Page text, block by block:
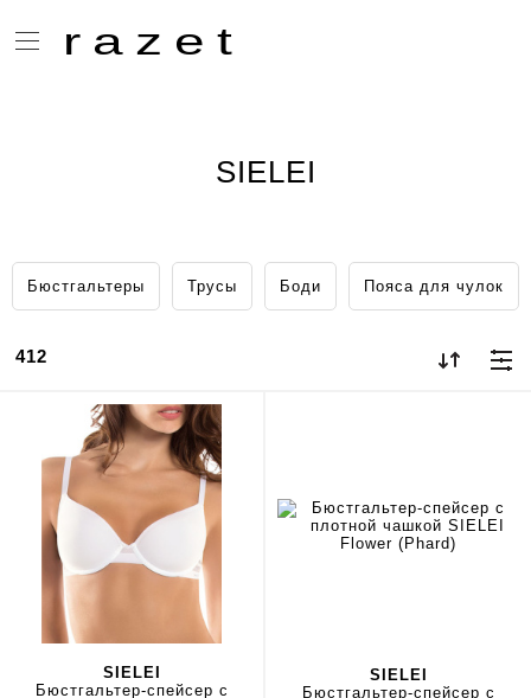
razet
SIELEI
Бюстгальтеры Трусы Боди Пояса для чулок
SIELEI
Бюстгальтер-спейсер с
SIELEI
Бюстгальтер-спейсер с
412